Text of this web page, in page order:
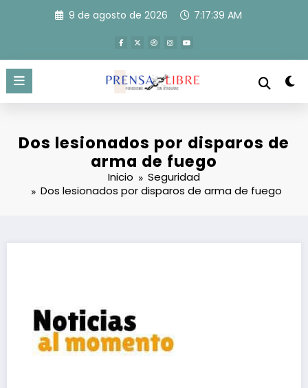
9 de agosto de 2026 7:17:39 AM
Dos lesionados por disparos de
arma de fuego
Inicio
Seguridad
Dos lesionados por disparos de arma de fuego